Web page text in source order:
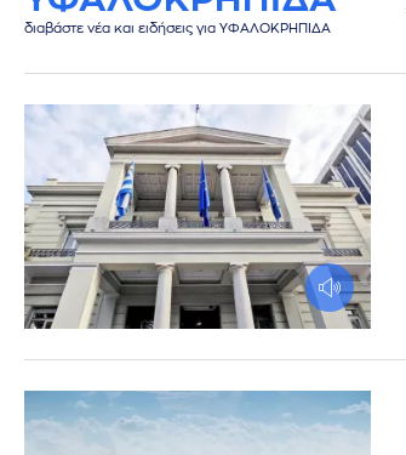
διαβάστε νέα και ειδήσεις για ΥΦΑΛΟΚΡΗΠΙΔΑ